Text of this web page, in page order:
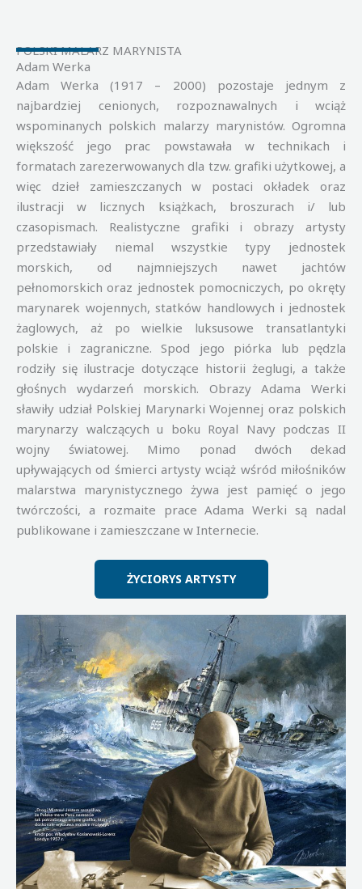
POLSKI MALARZ MARYNISTA
Adam Werka
Adam Werka (1917 – 2000) pozostaje jednym z
najbardziej cenionych, rozpoznawalnych i wciąż
wspominanych polskich malarzy marynistów. Ogromna
większość jego prac powstawała w technikach i
formatach zarezerwowanych dla tzw. grafiki użytkowej, a
więc dzieł zamieszczanych w postaci okładek oraz
ilustracji w licznych książkach, broszurach i/ lub
czasopismach. Realistyczne grafiki i obrazy artysty
przedstawiały niemal wszystkie typy jednostek
morskich, od najmniejszych nawet jachtów
pełnomorskich oraz jednostek pomocniczych, po okręty
marynarek wojennych, statków handlowych i jednostek
żaglowych, aż po wielkie luksusowe transatlantyki
polskie i zagraniczne. Spod jego piórka lub pędzla
rodziły się ilustracje dotyczące historii żeglugi, a także
głośnych wydarzeń morskich. Obrazy Adama Werki
sławiły udział Polskiej Marynarki Wojennej oraz polskich
marynarzy walczących u boku Royal Navy podczas II
wojny światowej. Mimo ponad dwóch dekad
upływających od śmierci artysty wciąż wśród miłośników
malarstwa marynistycznego żywa jest pamięć o jego
twórczości, a rozmaite prace Adama Werki są nadal
publikowane i zamieszczane w Internecie.
ŻYCIORYS ARTYSTY